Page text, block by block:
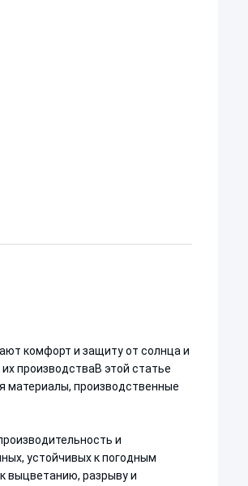
комфорт и защиту от солнца и
производстваВ этой статье
материалы, производственные
и
устойчивых к погодным
выцветанию, разрыву и